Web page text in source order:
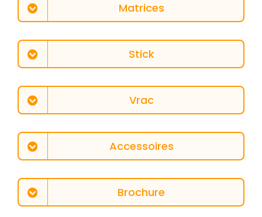
Matrices
Stick
Vrac
Accessoires
Brochure